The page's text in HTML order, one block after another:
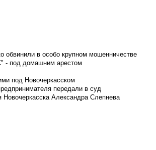
обвинили в особо крупном мошенничестве
- под домашним арестом
под Новочеркасском
передали в суд
Александра Слепнева